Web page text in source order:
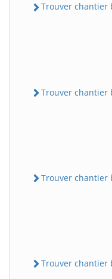
Trouver chantier
Trouver chantier
Trouver chantier
Trouver chantier